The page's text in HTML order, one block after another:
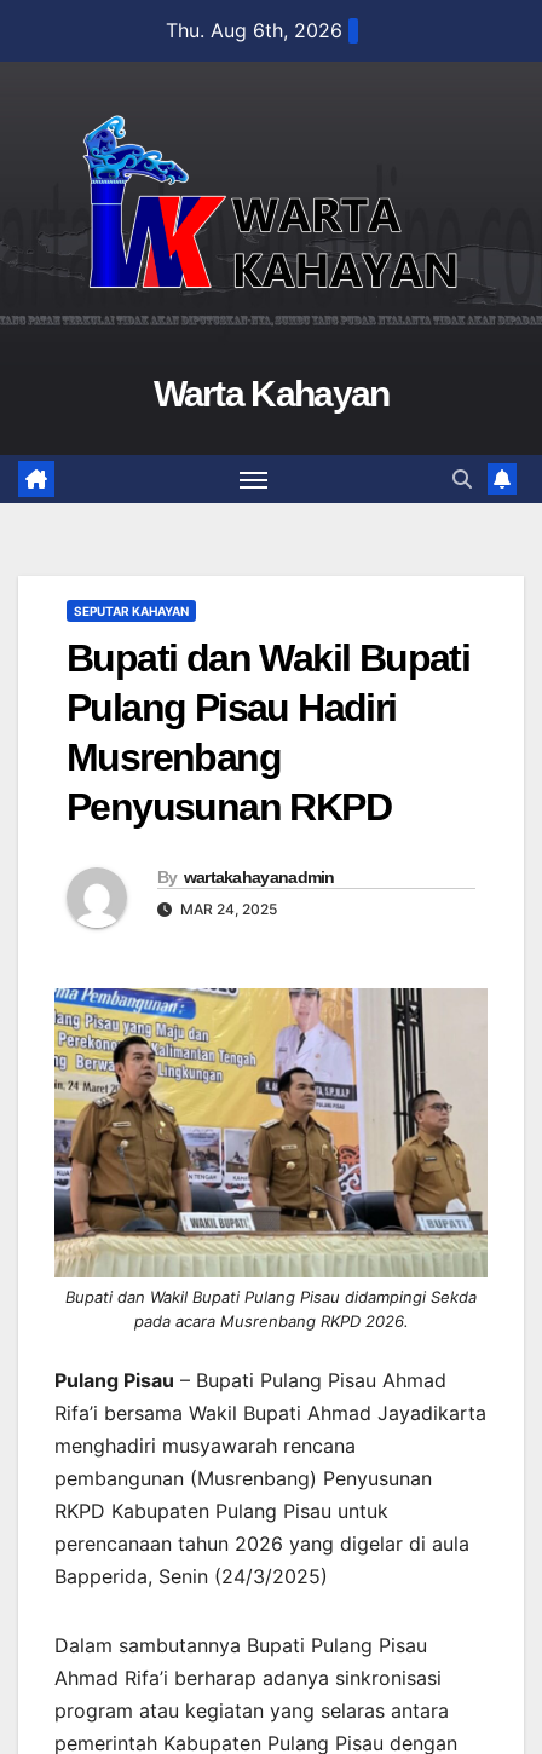
Thu. Aug 6th, 2026
Warta Kahayan
SEPUTAR KAHAYAN
Bupati dan Wakil Bupati
Pulang Pisau Hadiri
Musrenbang
Penyusunan RKPD
By wartakahayanadmin
MAR 24, 2025
Bupati dan Wakil Bupati Pulang Pisau didampingi Sekda
pada acara Musrenbang RKPD 2026.
Pulang Pisau – Bupati Pulang Pisau Ahmad
Rifa’i bersama Wakil Bupati Ahmad Jayadikarta
menghadiri musyawarah rencana
pembangunan (Musrenbang) Penyusunan
RKPD Kabupaten Pulang Pisau untuk
perencanaan tahun 2026 yang digelar di aula
Bapperida, Senin (24/3/2025)
Dalam sambutannya Bupati Pulang Pisau
Ahmad Rifa’i berharap adanya sinkronisasi
program atau kegiatan yang selaras antara
pemerintah Kabupaten Pulang Pisau dengan